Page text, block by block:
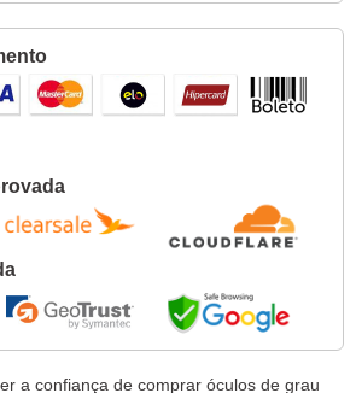
a confiança de comprar óculos de grau